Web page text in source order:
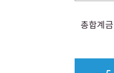
총합계